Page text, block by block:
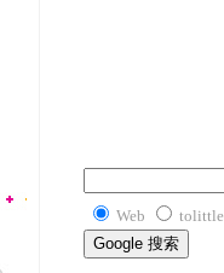
Web tolittle